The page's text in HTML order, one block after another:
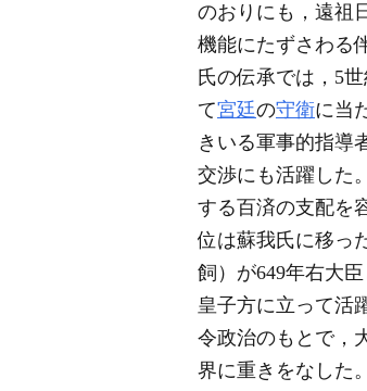
のおりにも，遠祖
機能にたずさわる
氏の伝承では，5
て宮廷の守衛に当
きいる軍事的指導
交渉にも活躍した
する百済の支配を
位は蘇我氏に移っ
飼）が649年右大
皇子方に立って活
令政治のもとで，
界に重きをなした